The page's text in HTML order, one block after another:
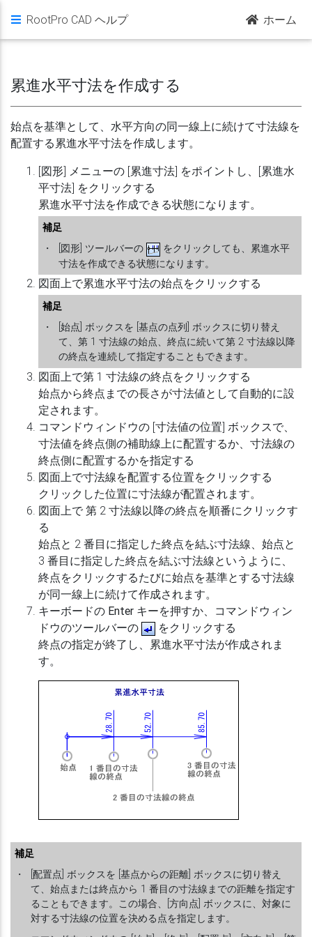
RootPro CAD ヘルプ ホーム
累進水平寸法を作成する
始点を基準として、水平方向の同一線上に続けて寸法線を
配置する累進水平寸法を作成します。
[図形] メニューの [累進寸法] をポイントし、[累進水
平寸法] をクリックする
累進水平寸法を作成できる状態になります。
補足
・
[図形] ツールバーの
をクリックしても、累進水平
寸法を作成できる状態になります。
図面上で累進水平寸法の始点をクリックする
補足
・
[始点] ボックスを [基点の点列] ボックスに切り替え
て、第 1 寸法線の始点、終点に続いて第 2 寸法線以降
の終点を連続して指定することもできます。
図面上で第 1 寸法線の終点をクリックする
始点から終点までの長さが寸法値として自動的に設
定されます。
コマンドウィンドウの [寸法値の位置] ボックスで、
寸法値を終点側の補助線上に配置するか、寸法線の
終点側に配置するかを指定する
図面上で寸法線を配置する位置をクリックする
クリックした位置に寸法線が配置されます。
図面上で 第 2 寸法線以降の終点を順番にクリックす
る
始点と 2 番目に指定した終点を結ぶ寸法線、始点と
3 番目に指定した終点を結ぶ寸法線というように、
終点をクリックするたびに始点を基準とする寸法線
が同一線上に続けて作成されます。
キーボードの Enter キーを押すか、コマンドウィン
ドウのツールバーの
をクリックする
終点の指定が終了し、累進水平寸法が作成されま
す。
補足
・
[配置点] ボックスを [基点からの距離] ボックスに切り替え
て、始点または終点から 1 番目の寸法線までの距離を指定す
ることもできます。この場合、[方向点] ボックスに、対象に
対する寸法線の位置を決める点を指定します。